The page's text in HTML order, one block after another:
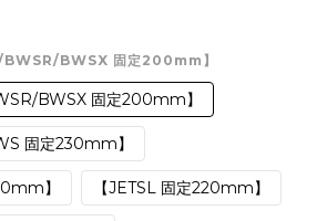
/BWSR/BWSX 固定200mm】
BWSX 固定200mm】
固定230mm】
】 【JETSL 固定220mm】